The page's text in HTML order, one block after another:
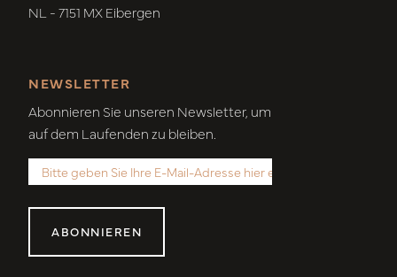
NL - 7151 MX Eibergen
NEWSLETTER
Abonnieren Sie unseren Newsletter, um
auf dem Laufenden zu bleiben.
ABONNIEREN